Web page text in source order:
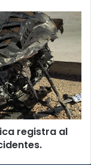
registra al